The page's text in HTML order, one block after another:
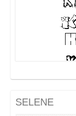
SELENE